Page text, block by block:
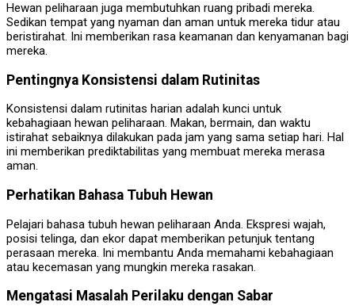
Hewan peliharaan juga membutuhkan ruang pribadi mereka.
Sedikan tempat yang nyaman dan aman untuk mereka tidur atau
beristirahat. Ini memberikan rasa keamanan dan kenyamanan bagi
mereka.
Pentingnya Konsistensi dalam Rutinitas
Konsistensi dalam rutinitas harian adalah kunci untuk
kebahagiaan hewan peliharaan. Makan, bermain, dan waktu
istirahat sebaiknya dilakukan pada jam yang sama setiap hari. Hal
ini memberikan prediktabilitas yang membuat mereka merasa
aman.
Perhatikan Bahasa Tubuh Hewan
Pelajari bahasa tubuh hewan peliharaan Anda. Ekspresi wajah,
posisi telinga, dan ekor dapat memberikan petunjuk tentang
perasaan mereka. Ini membantu Anda memahami kebahagiaan
atau kecemasan yang mungkin mereka rasakan.
Mengatasi Masalah Perilaku dengan Sabar